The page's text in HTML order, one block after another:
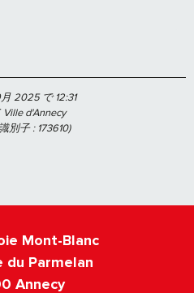
2025 で 12:31
d'Annecy
別子 : 173610)
Mont-Blanc
du Parmelan
Annecy